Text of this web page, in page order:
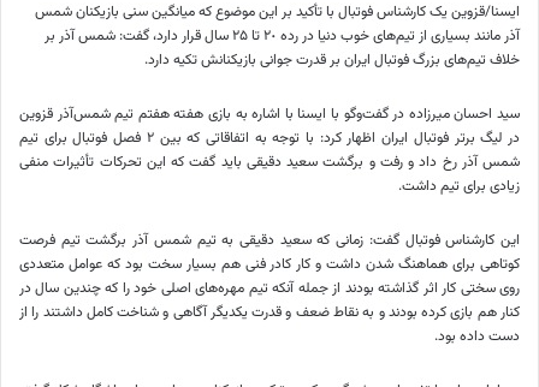
ایسنا/قزوینیک کارشناس فوتبال با تأکید بر این موضوع که میانگین سنی بازیکنان شمس
آذر مانند بسیاری از تیم‌های خوب دنیا در رده ٢٠ تا ٢۵ سال قرار دارد، گفت: شمس آذر بر
خلاف تیم‌های بزرگ فوتبال ایران بر قدرت جوانی بازیکنانش تکیه دارد.
سید احسان میرزاده در گفت‌وگو با ایسنا با اشاره به بازی هفته هفتم تیم شمس‌آذر قزوین
در لیگ برتر فوتبال ایران اظهار کرد: با توجه به اتفاقاتی که بین ۲ فصل فوتبال برای تیم
شمس آذر رخ داد و رفت و برگشت سعید دقیقی باید گفت که این تحرکات تأثیرات منفی
زیادی برای تیم داشت.
این کارشناس فوتبال گفت: زمانی که سعید دقیقی به تیم شمس آذر برگشت تیم فرصت
کوتاهی برای هماهنگ شدن داشت و کار کادر فنی هم بسیار سخت بود که عوامل متعددی
روی سختی کار اثر گذاشته‌ بودند از جمله آنکه تیم مهره‌های اصلی خود را که چندین سال در
کنار هم بازی کرده بودند و به نقاط ضعف و قدرت یکدیگر آگاهی و شناخت کامل داشتند را از
دست داده بود.